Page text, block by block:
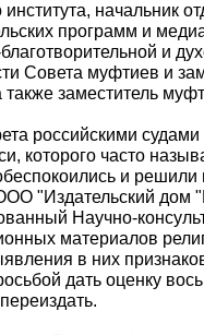
института, начальник
программ и
и
Совета муфтиев и
также заместитель
российскими судами
которого часто
и решили
"Издательский дом
Научно-
материалов
в них
дать оценку